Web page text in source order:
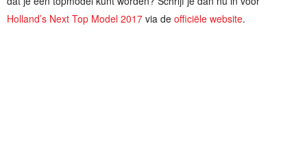
Holland’s Next Top Model 2017 via de officiële website.